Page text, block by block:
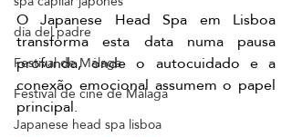
dia del padre
Festival de Málaga
Festival de cine de Málaga
Japanese head spa lisboa
O Japanese Head Spa em Lisboa
transforma esta data numa pausa
profunda, onde o autocuidado e a
conexão emocional assumem o papel
principal.